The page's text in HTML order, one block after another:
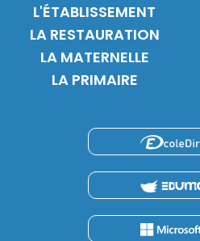
L'ÉTABLISSEMENT
LA RESTAURATION
LA MATERNELLE
LA PRIMAIRE